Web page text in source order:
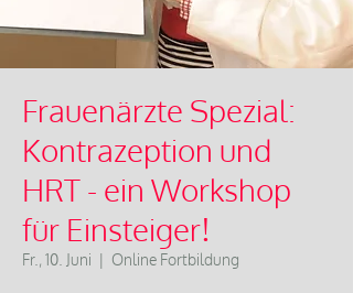
Frauenärzte Spezial:
Kontrazeption und
HRT - ein Workshop
für Einsteiger!
Fr., 10. Juni
  |
Online Fortbildung